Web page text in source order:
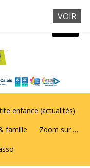
enfance (actualités)
famille Zoom sur …
VOIR